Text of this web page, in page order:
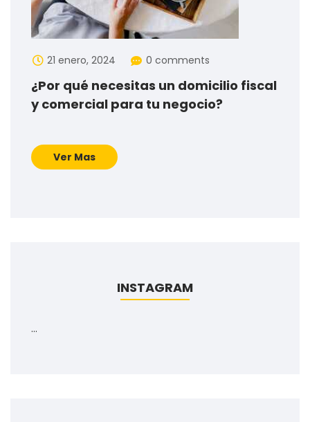
21 enero, 2024 0 comments
¿Por qué necesitas un domicilio fiscal
y comercial para tu negocio?
Ver Mas
INSTAGRAM
…